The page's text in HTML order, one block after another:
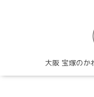
大阪 宝塚の